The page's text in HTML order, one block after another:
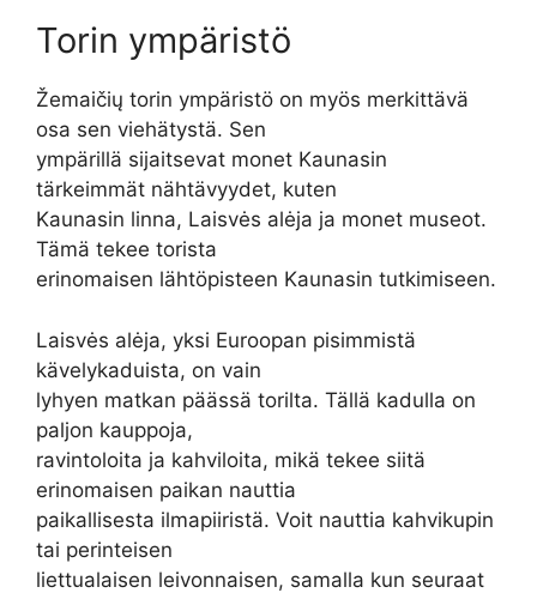
Torin ympäristö
Žemaičių torin ympäristö on myös merkittävä
osa sen viehätystä. Sen
ympärillä sijaitsevat monet Kaunasin
tärkeimmät nähtävyydet, kuten
Kaunasin linna, Laisvės alėja ja monet museot.
Tämä tekee torista
erinomaisen lähtöpisteen Kaunasin tutkimiseen.
Laisvės alėja, yksi Euroopan pisimmistä
kävelykaduista, on vain
lyhyen matkan päässä torilta. Tällä kadulla on
paljon kauppoja,
ravintoloita ja kahviloita, mikä tekee siitä
erinomaisen paikan nauttia
paikallisesta ilmapiiristä. Voit nauttia kahvikupin
tai perinteisen
liettualaisen leivonnaisen, samalla kun seuraat